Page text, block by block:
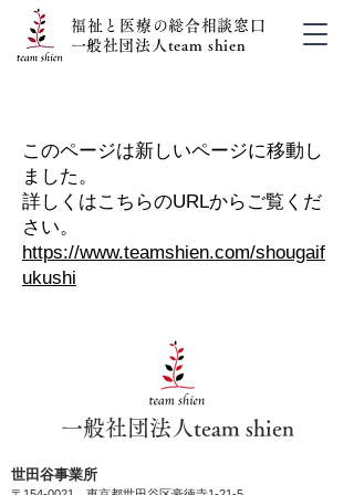
福祉と医療の総合相談窓口
​一般社団法人team shien
​このページは新しいページに移動し
ました。
​詳しくはこちらのURLからご覧くだ
さい。
https://www.teamshien.com/shougaif
ukushi
​一般社団法人team shien
​世田谷事業所